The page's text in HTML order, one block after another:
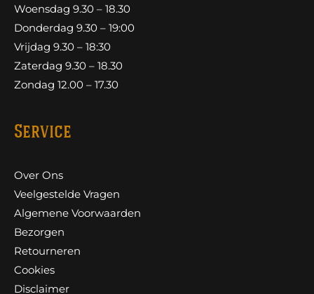
Woensdag 9.30 – 18.30
Donderdag 9.30 – 19:00
Vrijdag 9.30 – 18:30
Zaterdag 9.30 – 18.30
Zondag 12.00 – 17.30
Service
Over Ons
Veelgestelde Vragen
Algemene Voorwaarden
Bezorgen
Retourneren
Cookies
Disclaimer